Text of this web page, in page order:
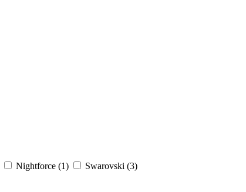
Nightforce (1) Swarovski (3)